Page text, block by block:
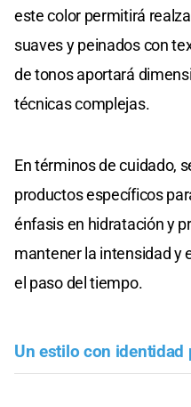
este color permitirá
suaves y peinados con
de tonos aportará
técnicas complejas.
En términos de cuidado,
productos específicos
énfasis en hidratación y
mantener la intensidad y
el paso del tiempo.
Un estilo con identidad